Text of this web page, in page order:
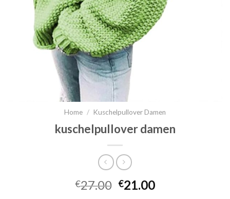
Home / Kuschelpullover Damen
kuschelpullover damen
€27.00 €21.00